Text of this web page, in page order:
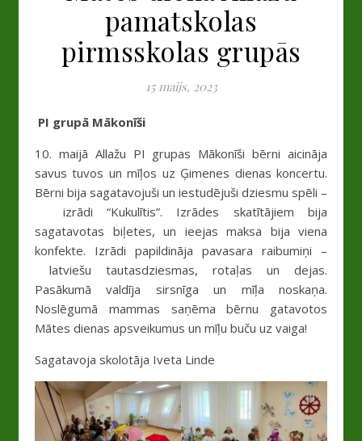
pamatskolas
pirmsskolas grupās
15 maijs, 2023
PI grupā Mākonīši
10. maijā Allažu PI grupas Mākonīši bērni aicināja
savus tuvos un mīļos uz Ģimenes dienas koncertu.
Bērni bija sagatavojuši un iestudējuši dziesmu spēli –
izrādi “Kukulītis”. Izrādes skatītājiem bija
sagatavotas biļetes, un ieejas maksa bija viena
konfekte. Izrādi papildināja pavasara raibumiņi –
latviešu tautasdziesmas, rotaļas un dejas.
Pasākumā valdīja sirsnīga un mīļa noskaņa.
Noslēgumā mammas saņēma bērnu gatavotos
Mātes dienas apsveikumus un mīļu buču uz vaiga!
Sagatavoja skolotāja Iveta Linde